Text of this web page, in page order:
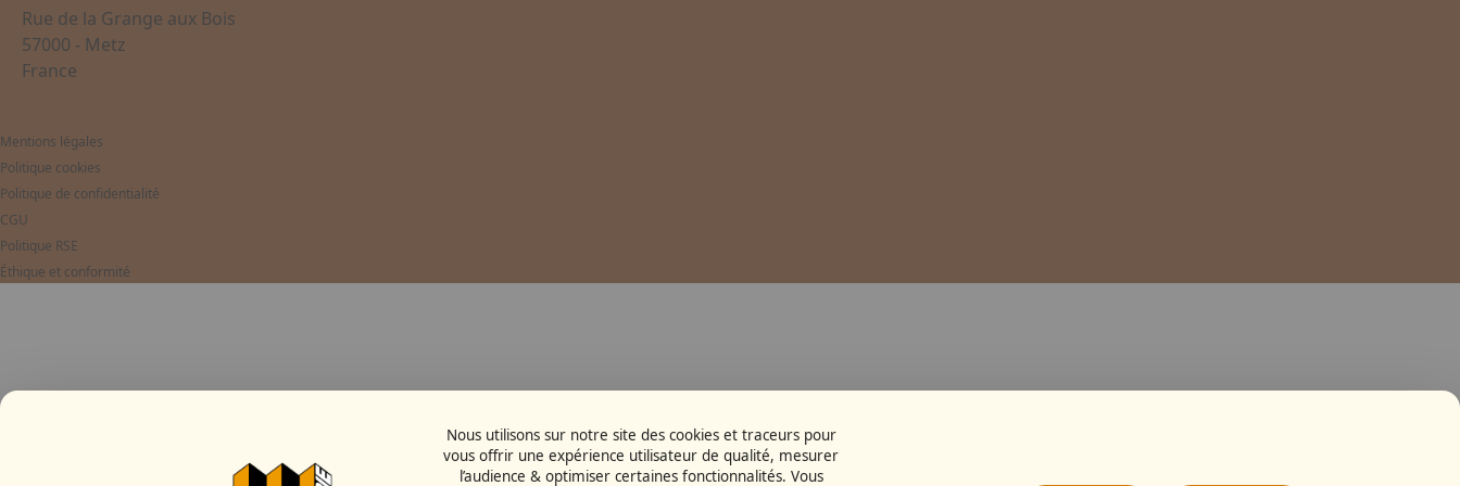
CONCORDE_WHITE_001_0.jpg
Rue de la Grange aux Bois
57000 - Metz
France
Mentions légales
Politique cookies
Politique de confidentialité
CGU
Politique RSE
Éthique et conformité
Nous utilisons sur notre site des cookies et traceurs pour
vous offrir une expérience utilisateur de qualité, mesurer
l’audience & optimiser certaines fonctionnalités. Vous